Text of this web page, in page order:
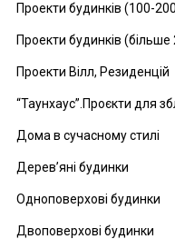
Проекти будинків (100-
Проекти будинків
Проекти Вілл, Резиденцій
“Таунхаус”.Проєкти для
Дома в сучасному стилі
Дерев’яні будинки
Одноповерхові будинки
Двоповерхові будинки